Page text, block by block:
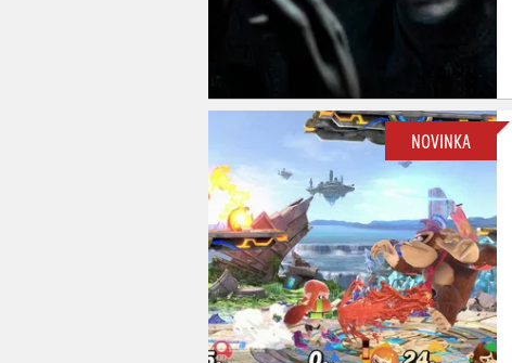
NOVINKA